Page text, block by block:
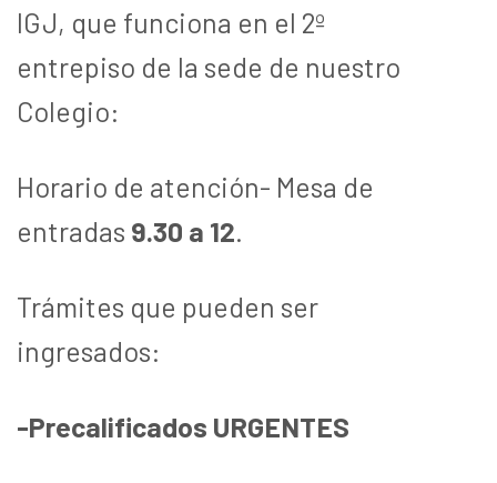
IGJ, que funciona en el 2º
entrepiso de la sede de nuestro
Colegio:
Horario de atención- Mesa de
entradas 9.30 a 12.
Trámites que pueden ser
ingresados:
-Precalificados URGENTES